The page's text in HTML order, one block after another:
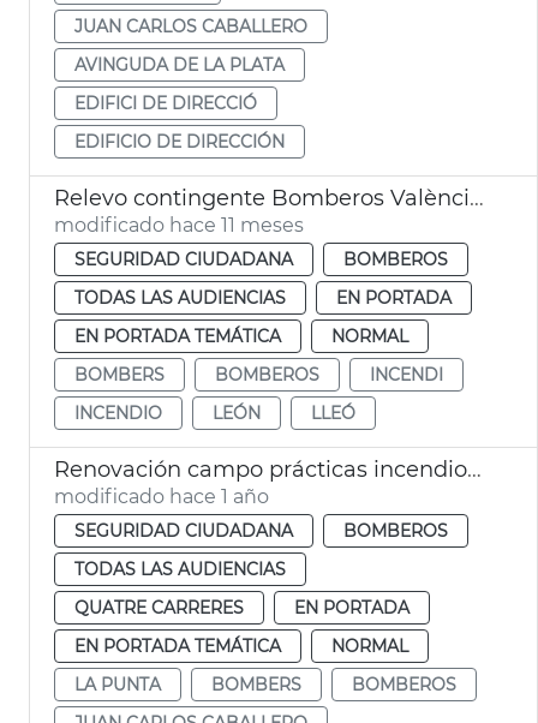
JUAN CARLOS CABALLERO
AVINGUDA DE LA PLATA
EDIFICI DE DIRECCIÓ
EDIFICIO DE DIRECCIÓN
Relevo contingente Bomberos València incendio León
modificado hace 11 meses
SEGURIDAD CIUDADANA
BOMBEROS
TODAS LAS AUDIENCIAS
EN PORTADA
EN PORTADA TEMÁTICA
NORMAL
BOMBERS
BOMBEROS
INCENDI
INCENDIO
LEÓN LLEÓ
Renovación campo prácticas incendios Bomberos València
modificado hace 1 año
SEGURIDAD CIUDADANA
BOMBEROS
TODAS LAS AUDIENCIAS
QUATRE CARRERES
EN PORTADA
EN PORTADA TEMÁTICA
NORMAL
LA PUNTA
BOMBERS
BOMBEROS